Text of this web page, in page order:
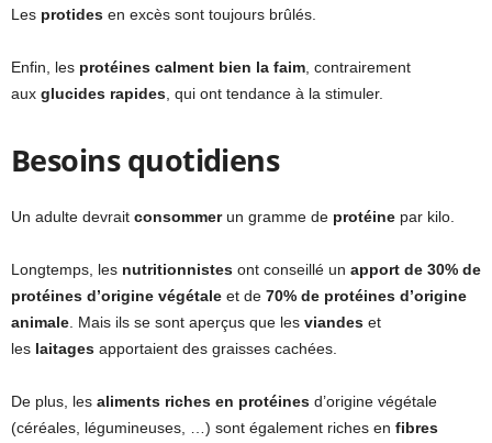
Les protides en excès sont toujours brûlés.
Enfin, les protéines calment bien la faim , contrairement
aux glucides rapides , qui ont tendance à la stimuler.
Besoins quotidiens
Un adulte devrait consommer un gramme de protéine par kilo.
Longtemps, les nutritionnistes ont conseillé un apport de 30% de
protéines d’origine végétale et de 70% de protéines d’origine
animale . Mais ils se sont aperçus que les viandes et
les laitages apportaient des graisses cachées.
De plus, les aliments riches en protéines d’origine végétale
(céréales, légumineuses, …) sont également riches en fibres